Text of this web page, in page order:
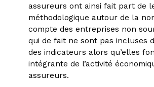
assureurs ont ainsi fait part de
méthodologique autour de la
compte des entreprises non
qui de fait ne sont pas incluses
des indicateurs alors qu’elles
intégrante de l’activité
assureurs.